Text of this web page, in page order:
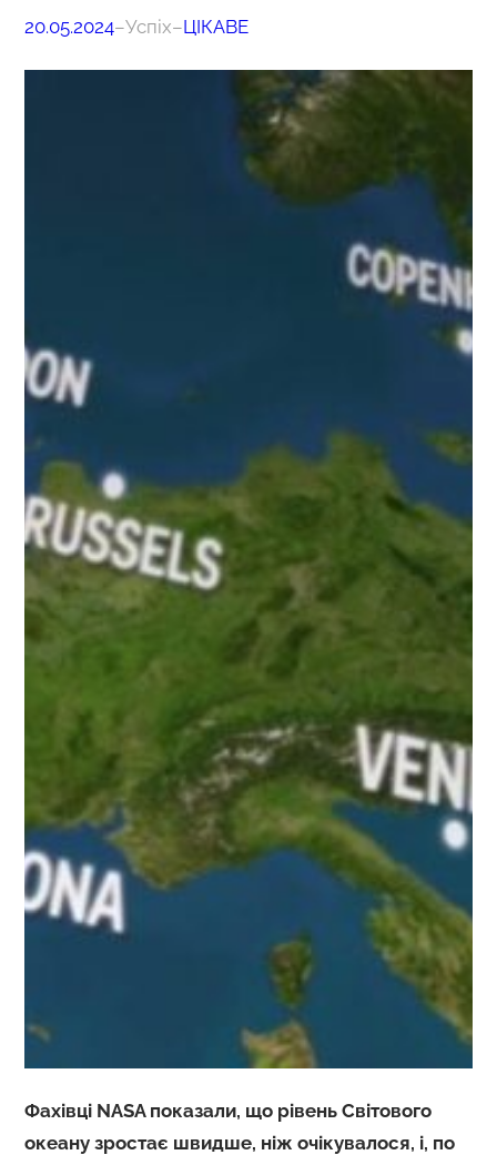
20.05.2024–Успіх–ЦІКАВЕ
Фахівці NASA показали, що рівень Світового
океану зростає швидше, ніж очікувалося, і, по